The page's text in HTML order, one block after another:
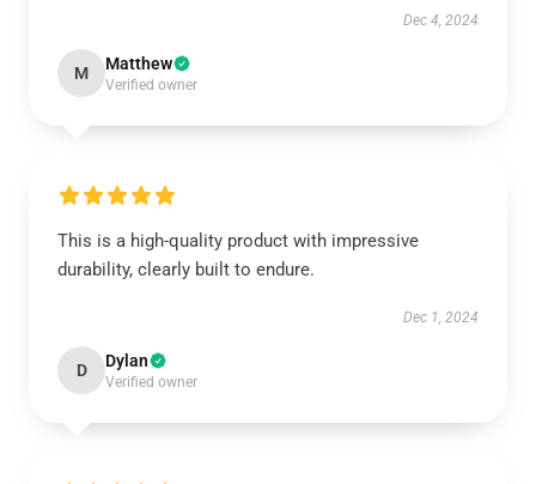
Dec 4, 2024
M Matthew
Verified owner
This is a high-quality product with impressive
durability, clearly built to endure.
Dec 1, 2024
D Dylan
Verified owner